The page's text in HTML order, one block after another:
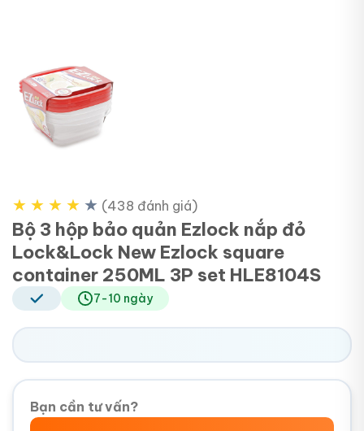
★ ★ ★ ★ ★ (438 đánh giá)
Bộ 3 hộp bảo quản Ezlock nắp đỏ
Lock&Lock New Ezlock square
container 250ML 3P set HLE8104S
7-10 ngày
Bạn cần tư vấn?